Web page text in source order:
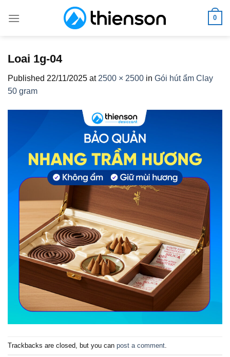
0
Loai 1g-04
Published 22/11/2025 at 2500 × 2500 in Gói hút ẩm Clay
50 gram
Trackbacks are closed, but you can post a comment